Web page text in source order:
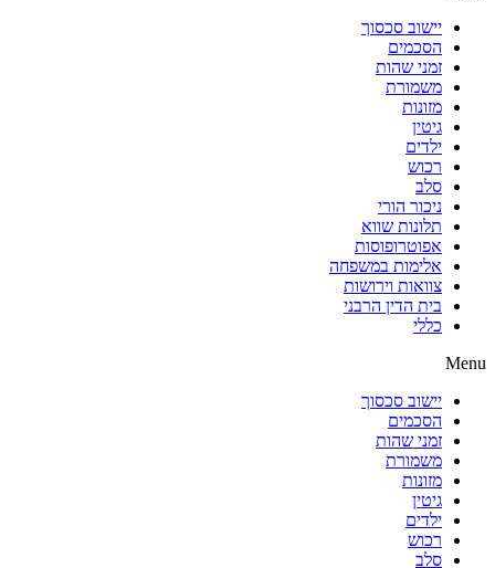
יישוב סכסוך
הסכמים
זמני שהות
משמורת
מזונות
גיטין
ילדים
רכוש
סלב
ניכור הורי
תלונות שווא
אפוטרופוסות
אלימות במשפחה
צוואות וירושות
בית הדין הרבני
כללי
Menu
יישוב סכסוך
הסכמים
זמני שהות
משמורת
מזונות
גיטין
ילדים
רכוש
סלב